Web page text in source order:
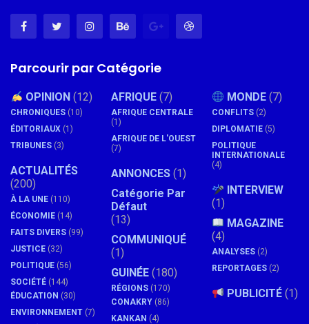
Parcourir par Catégorie
OPINION (12)
CHRONIQUES (10)
ÉDITORIAUX (1)
TRIBUNES (3)
ACTUALITÉS
(200)
À LA UNE (110)
ÉCONOMIE (14)
FAITS DIVERS (99)
JUSTICE (32)
POLITIQUE (56)
SOCIÉTÉ (144)
ÉDUCATION (30)
ENVIRONNEMENT (7)
AFRIQUE (7)
AFRIQUE CENTRALE
(1)
AFRIQUE DE L'OUEST
(7)
ANNONCES (1)
Catégorie Par
Défaut
(13)
COMMUNIQUÉ
(1)
GUINÉE (180)
RÉGIONS (170)
CONAKRY (86)
KANKAN (4)
MONDE (7)
CONFLITS (2)
DIPLOMATIE (5)
POLITIQUE
INTERNATIONALE
(4)
INTERVIEW
(1)
MAGAZINE
(4)
ANALYSES (2)
REPORTAGES (2)
PUBLICITÉ (1)